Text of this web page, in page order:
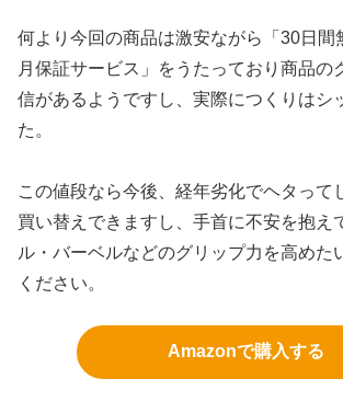
何より今回の商品は激安ながら「30日間
月保証サービス」をうたっており商品の
信があるようですし、実際につくりはシ
た。
この値段なら今後、経年劣化でヘタって
買い替えできますし、手首に不安を抱え
ル・バーベルなどのグリップ力を高めた
ください。
Amazonで購入する